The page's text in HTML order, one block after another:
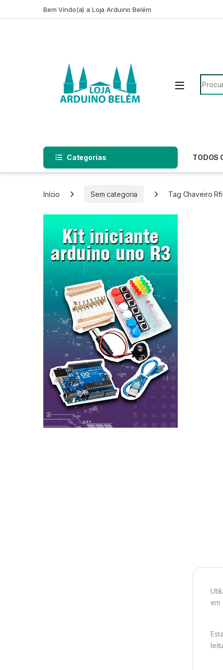
Escape para a navegaçãoBem Vindo(a) a Loja Arduino Belém
Categorias TODOS
Início Sem categoria Tag Chaveiro
em